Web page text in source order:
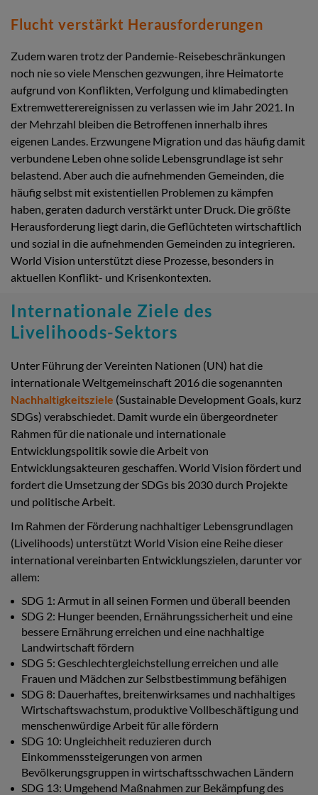
Flucht verstärkt Herausforderungen
Zudem waren trotz der Pandemie-Reisebeschränkungen
noch nie so viele Menschen gezwungen, ihre Heimatorte
aufgrund von Konflikten, Verfolgung und klimabedingten
Extremwetterereignissen zu verlassen wie im Jahr 2021. In
der Mehrzahl bleiben die Betroffenen innerhalb ihres
eigenen Landes. Erzwungene Migration und das häufig damit
verbundene Leben ohne solide Lebensgrundlage ist sehr
belastend. Aber auch die aufnehmenden Gemeinden, die
häufig selbst mit existentiellen Problemen zu kämpfen
haben, geraten dadurch verstärkt unter Druck. Die größte
Herausforderung liegt darin, die Geflüchteten wirtschaftlich
und sozial in die aufnehmenden Gemeinden zu integrieren.
World Vision unterstützt diese Prozesse, besonders in
aktuellen Konflikt- und Krisenkontexten.
Internationale Ziele des
Livelihoods-Sektors
Unter Führung der Vereinten Nationen (UN) hat die
internationale Weltgemeinschaft 2016 die sogenannten
Nachhaltigkeitsziele (Sustainable Development Goals, kurz
SDGs) verabschiedet. Damit wurde ein übergeordneter
Rahmen für die nationale und internationale
Entwicklungspolitik sowie die Arbeit von
Entwicklungsakteuren geschaffen. World Vision fördert und
fordert die Umsetzung der SDGs bis 2030 durch Projekte
und politische Arbeit.
Im Rahmen der Förderung nachhaltiger Lebensgrundlagen
(Livelihoods) unterstützt World Vision eine Reihe dieser
international vereinbarten Entwicklungszielen, darunter vor
allem:
SDG 1: Armut in all seinen Formen und überall beenden
SDG 2: Hunger beenden, Ernährungssicherheit und eine
bessere Ernährung erreichen und eine nachhaltige
Landwirtschaft fördern
SDG 5: Geschlechtergleichstellung erreichen und alle
Frauen und Mädchen zur Selbstbestimmung befähigen
SDG 8: Dauerhaftes, breitenwirksames und nachhaltiges
Wirtschaftswachstum, produktive Vollbeschäftigung und
menschenwürdige Arbeit für alle fördern
SDG 10: Ungleichheit reduzieren durch
Einkommenssteigerungen von armen
Bevölkerungsgruppen in wirtschaftsschwachen Ländern
SDG 13: Umgehend Maßnahmen zur Bekämpfung des